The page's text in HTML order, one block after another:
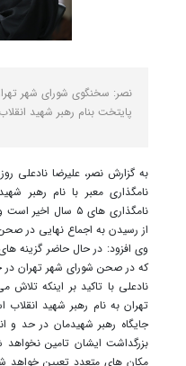
نصر: سخنگوی شورای شهر
پایتخت بنام رهبر شهید
به گزارش نصر، علیرضا نادعلی
نامگذاری معبر با نام رهبر
نامگذاری های ۵
از رسیدن به اجماع نهایی در
وی افزود: در حال حاضر گزینه
که در صحن شورای شهر تهران
نادعلی با تاکید بر اینکه
تهران به نام رهبر شهید انقلاب
جایگاه رهبر شهیدمان در حد و
بزرگداشت ایشان تامین
مکان های متعدد تعیین خواهد